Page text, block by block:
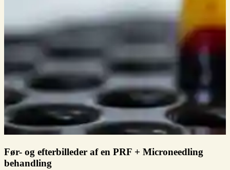
Før- og efterbilleder af en PRF + Microneedling
behandling